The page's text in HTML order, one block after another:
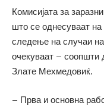
Комисијата за
што се однесуваат
следење на случаи
очекуваат – соопшти
Злате Мехмедовиќ.
– Прва и основна